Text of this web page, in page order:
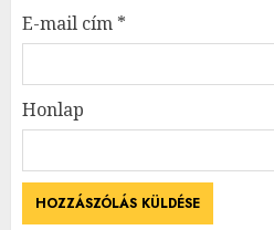
E-mail cím *
Honlap